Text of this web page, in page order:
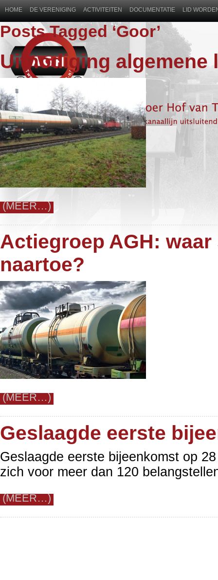
HOME DE VERENIGING ACTIVITEITEN DOCUMENTATIE LID
Posts Tagged ‘Goor’
Uitnodiging algemene
(MEER…)
Actiegroep AGH:
naartoe?
(MEER…)
Geslaagde eerste
Geslaagde eerste bijeenkomst op
zich voor meer dan 120
(MEER…)